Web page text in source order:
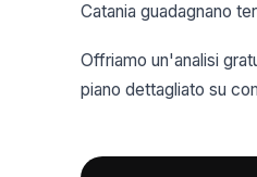
Catania guadagnano
Offriamo un'analisi
piano dettagliato su